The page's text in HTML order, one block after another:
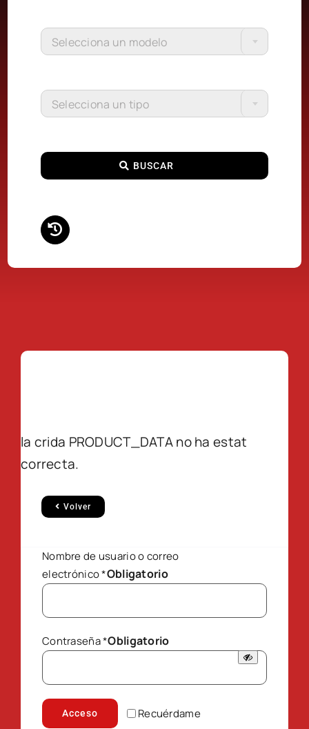
Selecciona un modelo
Selecciona un tipo
BUSCAR
la crida PRODUCT_DATA no ha estat
correcta.
Volver
Nombre de usuario o correo
electrónico*Obligatorio
Contraseña*Obligatorio
Recuérdame
Acceso